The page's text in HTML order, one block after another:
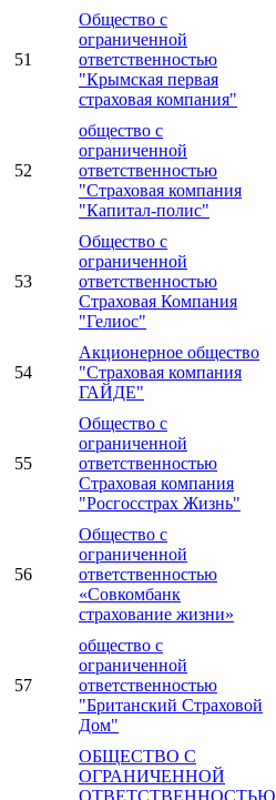
51
Общество с
ограниченной
ответственностью
"Крымская первая
страховая компания"
52
общество с
ограниченной
ответственностью
"Страховая компания
"Капитал-полис"
53
Общество с
ограниченной
ответственностью
Страховая Компания
"Гелиос"
54
Акционерное общество
"Страховая компания
ГАЙДЕ"
55
Общество с
ограниченной
ответственностью
Страховая компания
"Росгосстрах Жизнь"
56
Общество с
ограниченной
ответственностью
«Совкомбанк
страхование жизни»
57
общество с
ограниченной
ответственностью
"Британский Страховой
Дом"
ОБЩЕСТВО С
ОГРАНИЧЕННОЙ